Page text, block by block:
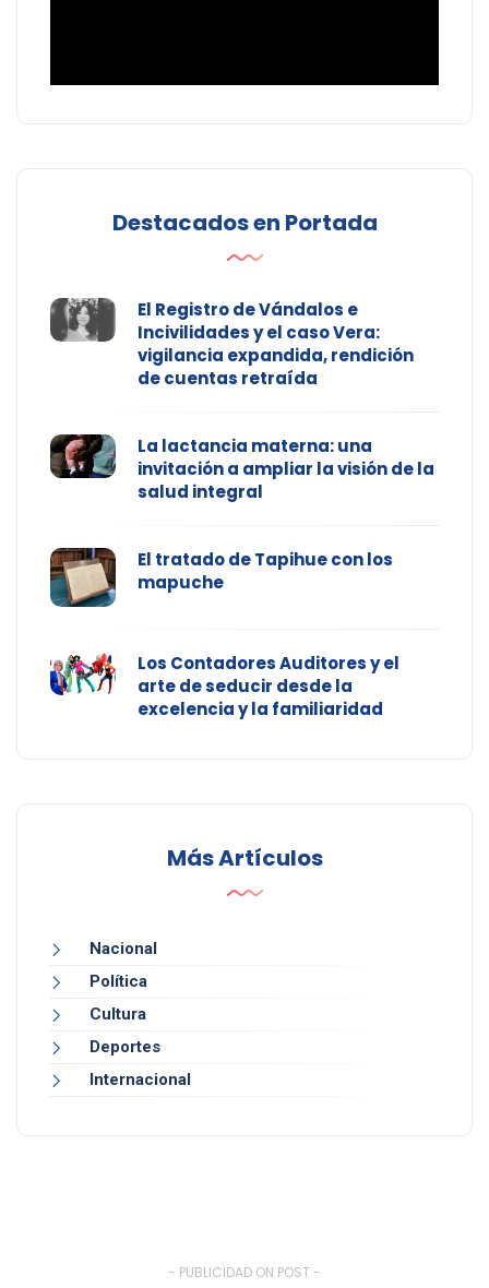
Destacados en Portada
El Registro de Vándalos e
Incivilidades y el caso Vera:
vigilancia expandida, rendición
de cuentas retraída
La lactancia materna: una
invitación a ampliar la visión de la
salud integral
El tratado de Tapihue con los
mapuche
Los Contadores Auditores y el
arte de seducir desde la
excelencia y la familiaridad
Más Artículos
Nacional
Política
Cultura
Deportes
Internacional
- PUBLICIDAD ON POST -